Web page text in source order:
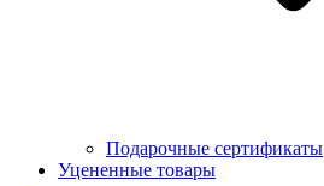
Подарочные сертификаты
Уцененные товары